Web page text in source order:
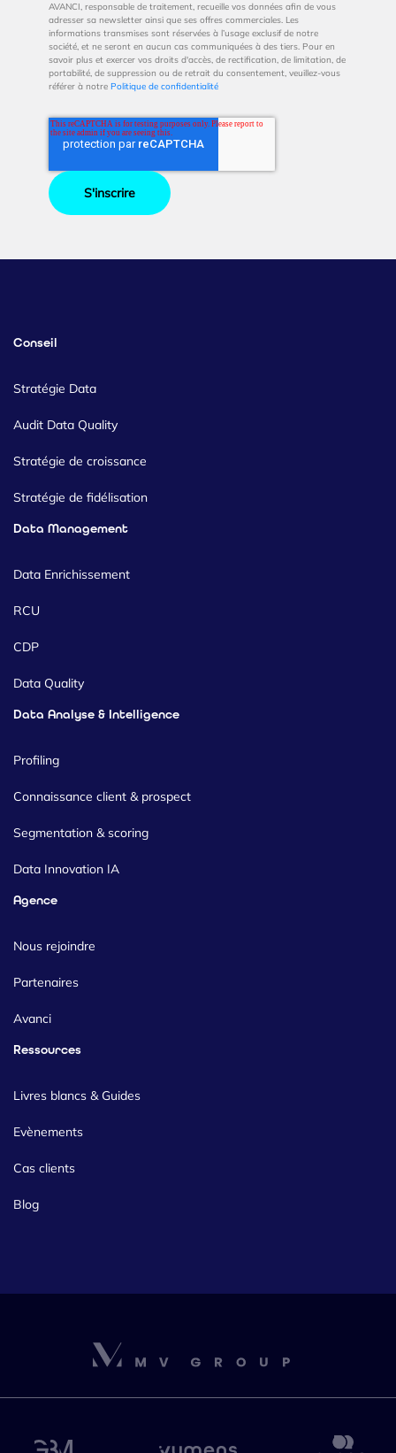
AVANCI, responsable de traitement, recueille vos données afin de vous
adresser sa newsletter ainsi que ses offres commerciales. Les
informations transmises sont réservées à l’usage exclusif de notre
société, et ne seront en aucun cas communiquées à des tiers. Pour en
savoir plus et exercer vos droits d'accès, de rectification, de limitation, de
portabilité, de suppression ou de retrait du consentement, veuillez-vous
référer à notre Politique de confidentialité
Conseil
Stratégie Data
Audit Data Quality
Stratégie de croissance
Stratégie de fidélisation
Data Management
Data Enrichissement
RCU
CDP
Data Quality
Data Analyse & Intelligence
Profiling
Connaissance client & prospect
Segmentation & scoring
Data Innovation IA
Agence
Nous rejoindre
Partenaires
Avanci
Ressources
Livres blancs & Guides
Evènements
Cas clients
Blog